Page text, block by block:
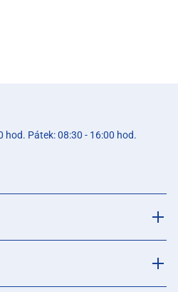
hod. Pátek: 08:30 - 16:00 hod.